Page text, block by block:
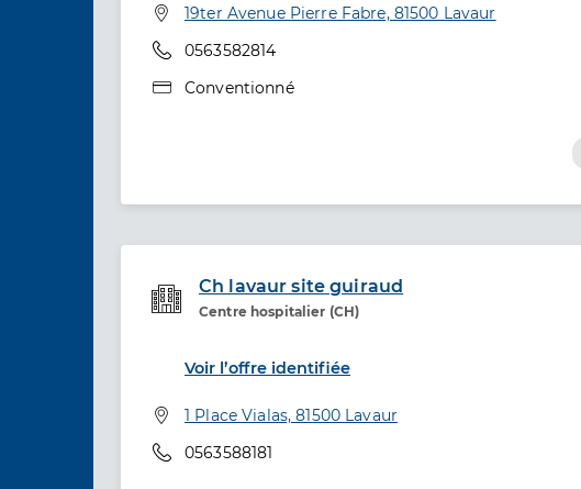
Adresse
19ter Avenue Pierre Fabre, 81500 Lavaur
Téléphone
0563582814
Type de convention
Conventionné
Ch lavaur site guiraud
Centre hospitalier (CH)
Etablissement de soins
Voir l’offre identifiée
Adresse
1 Place Vialas, 81500 Lavaur
Téléphone
0563588181